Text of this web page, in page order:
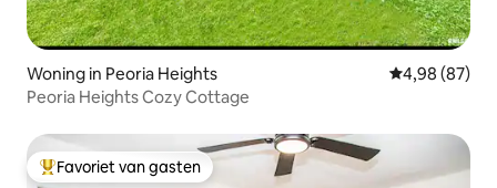
Woning in Peoria Heights Gemiddelde
4,98 (87)
Peoria Heights Cozy Cottage
Topfavoriet van gasten
Favoriet van gasten